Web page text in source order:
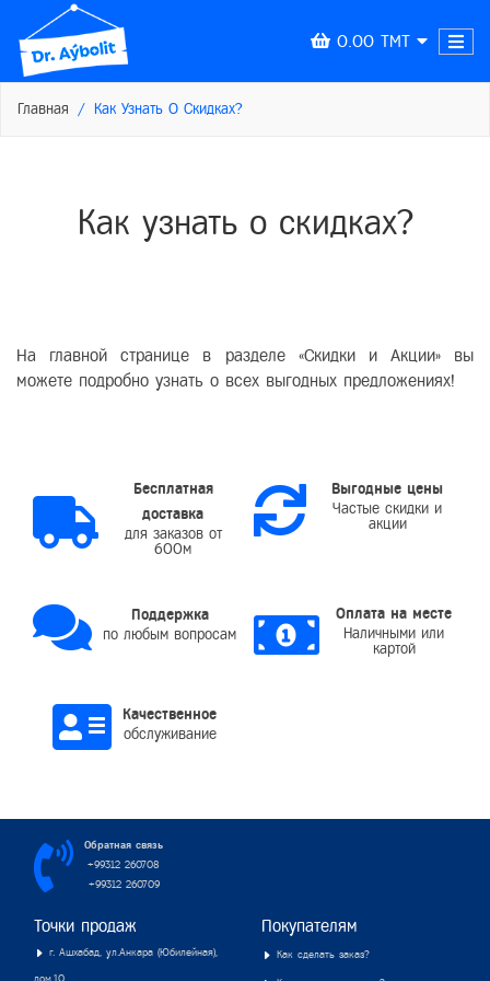
0.00 TMT
Главная Как Узнать О Скидках?
Как узнать о скидках?
На главной странице в разделе «Скидки и Акции» вы
можете подробно узнать о всех выгодных предложениях!
Бесплатная
доставка
для заказов от
600м
Выгодные цены
Частые скидки и
акции
Поддержка
по любым вопросам
Оплата на месте
Наличными или
картой
Качественное
обслуживание
Обратная связь
+99312 260708
+99312 260709
Точки продаж
г. Ашхабад, ул.Анкара (Юбилейная),
дом.10
Покупателям
Как сделать заказ?